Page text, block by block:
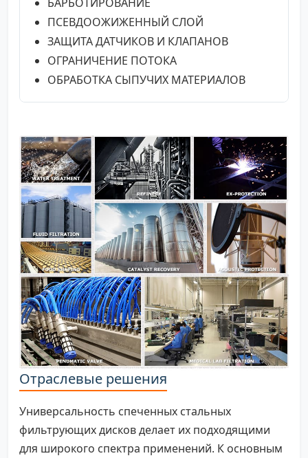
ПСЕВДООЖИЖЕННЫЙ СЛОЙ
ЗАЩИТА ДАТЧИКОВ И КЛАПАНОВ
ОГРАНИЧЕНИЕ ПОТОКА
ОБРАБОТКА СЫПУЧИХ МАТЕРИАЛОВ
Отраслевые решения
Универсальность спеченных стальных
фильтрующих дисков делает их подходящими
для широкого спектра применений. К основным